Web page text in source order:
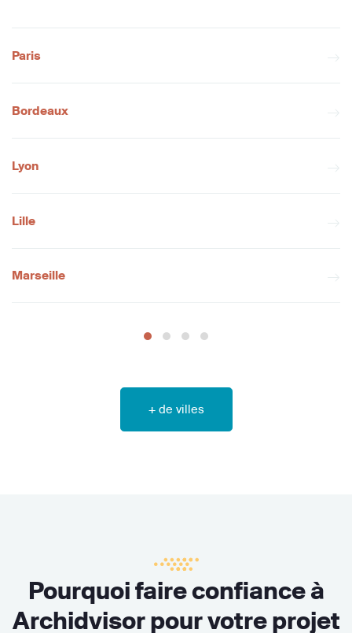
Paris
Bordeaux
Lyon
Lille
Marseille
+ de villes
Pourquoi faire confiance à
Archidvisor pour votre projet